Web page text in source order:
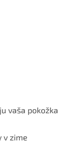
vaša pokožka
v zime